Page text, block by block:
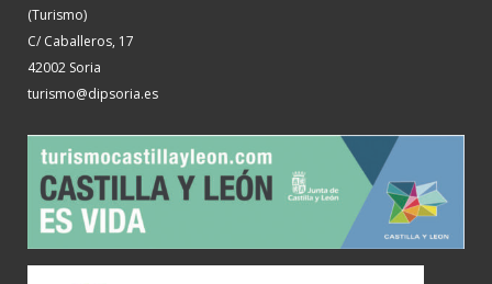
(Turismo)
C/ Caballeros, 17
42002 Soria
turismo@dipsoria.es